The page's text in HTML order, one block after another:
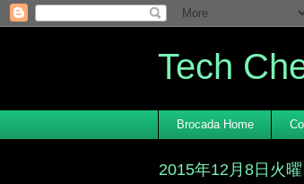
Tech
Brocada Home
2015年12月8日火曜